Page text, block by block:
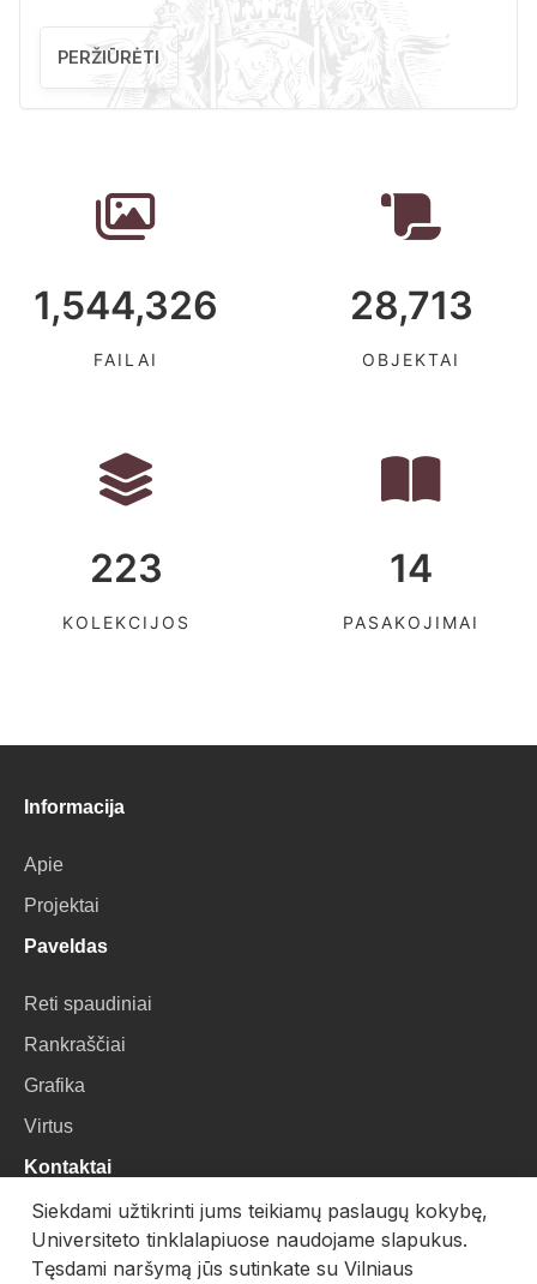
PERŽIŪRĖTI
1,544,326
FAILAI
28,713
OBJEKTAI
223
KOLEKCIJOS
14
PASAKOJIMAI
Informacija
Apie
Projektai
Paveldas
Reti spaudiniai
Rankraščiai
Grafika
Virtus
Kontaktai
VU Biblioteka
Universiteto g. 3, LT-01122, Vilnius
Siekdami užtikrinti jums teikiamų paslaugų kokybę,
Universiteto tinklalapiuose naudojame slapukus.
Tęsdami naršymą jūs sutinkate su Vilniaus